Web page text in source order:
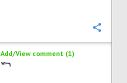
Add/View comment (1)